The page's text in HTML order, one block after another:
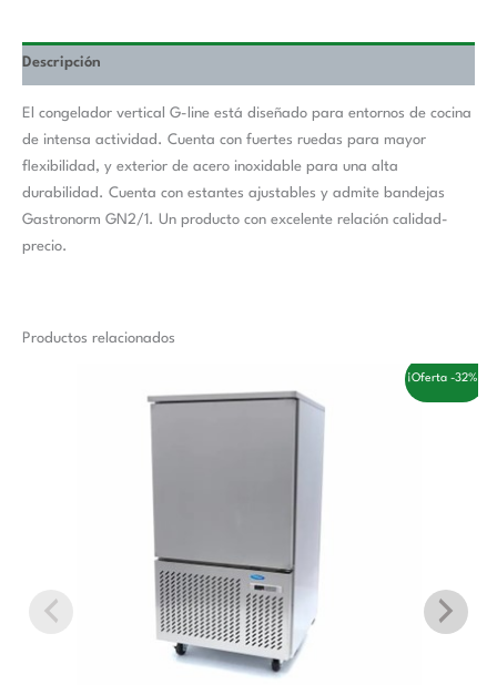
Descripción
El congelador vertical G-line está diseñado para entornos de cocina
de intensa actividad. Cuenta con fuertes ruedas para mayor
flexibilidad, y exterior de acero inoxidable para una alta
durabilidad. Cuenta con estantes ajustables y admite bandejas
Gastronorm GN2/1. Un producto con excelente relación calidad-
precio.
Productos relacionados
¡Oferta -32%!
original